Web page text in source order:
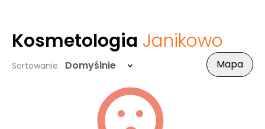
Kosmetologia Janikowo
Sortowanie Domyślnie Mapa